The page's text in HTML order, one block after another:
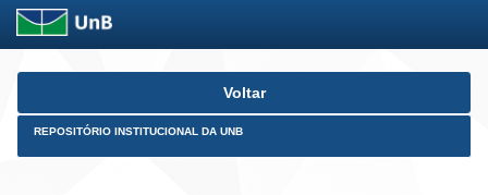
Skip
Voltar
REPOSITÓRIO INSTITUCIONAL DA UNB